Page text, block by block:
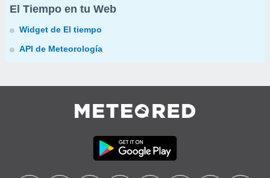
El Tiempo en tu Web
Widget de El tiempo
API de Meteorología